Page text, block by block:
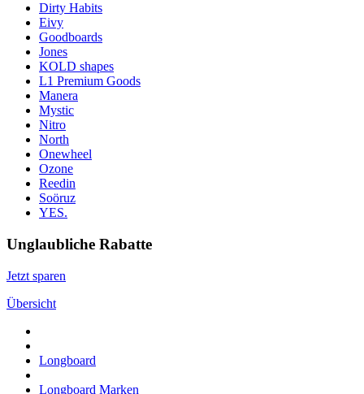
Dirty Habits
Eivy
Goodboards
Jones
KOLD shapes
L1 Premium Goods
Manera
Mystic
Nitro
North
Onewheel
Ozone
Reedin
Soöruz
YES.
Unglaubliche Rabatte
Jetzt sparen
Übersicht
Longboard
Longboard Marken